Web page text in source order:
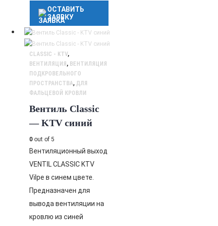
ОСТАВИТЬ
ЗАЯВКУ
CLASSIC - KTV,
ВЕНТИЛЯЦИЯ, ВЕНТИЛЯЦИЯ
ПОДКРОВЕЛЬНОГО
ПРОСТРАНСТВА, ДЛЯ
ФАЛЬЦЕВОЙ КРОВЛИ
Вентиль Classic
— KTV синий
0 out of 5
Вентиляционный выход
VENTIL CLASSIC KTV
Vilpe в синем цвете.
Предназначен для
вывода вентиляции на
кровлю из синей